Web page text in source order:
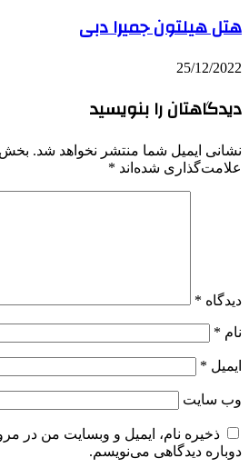
هتل هیلتون جمیرا دبی
25/12/2022
دیدگاهتان را بنویسید
نشانی ایمیل شما منتشر نخواهد شد.
علامت‌گذاری شده‌اند *
دیدگاه *
نام *
ایمیل *
وب‌ سایت
ذخیره نام، ایمیل و وبسایت من در
دوباره دیدگاهی می‌نویسم.